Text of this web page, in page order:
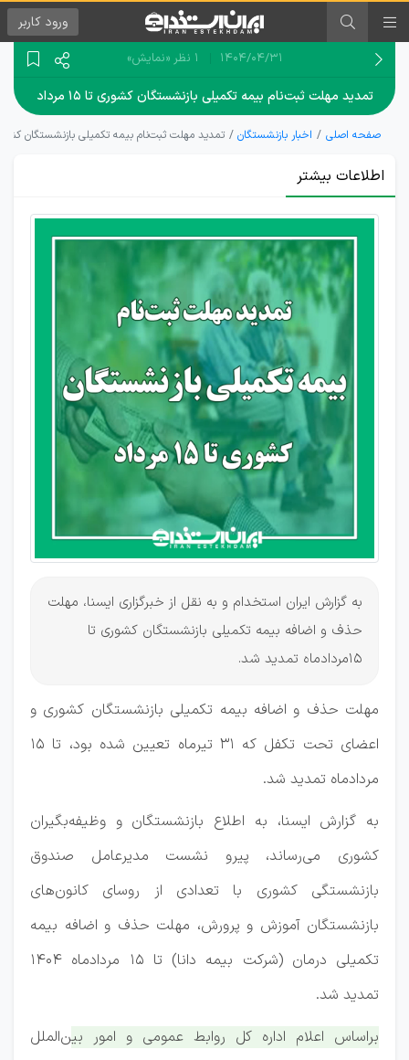
ورود کاربر
۱۴۰۴/۰۴/۳۱ 1 نظر «نمایش»
تمدید مهلت ثبت‌نام بیمه تکمیلی بازنشستگان کشوری تا ۱۵ مرداد
صفحه اصلی اخبار بازنشستگان تمدید مهلت ثبت‌نام بیمه تکمیلی بازنشستگان کشوری تا ۱۵
اطلاعات بیشتر
بازنشستگان
کشوری تا
۱۵ مرداد
برای تغییر
تکمیلی
فرصت دارند
به گزارش ایران استخدام و به نقل از خبرگزاری ایسنا، مهلت
حذف و اضافه بیمه تکمیلی بازنشستگان کشوری تا
۱۵مردادماه تمدید شد.
مهلت حذف و اضافه بیمه تکمیلی بازنشستگان کشوری و
اعضای تحت تکفل که ۳۱ تیرماه تعیین شده بود، تا ۱۵
مردادماه تمدید شد.
به گزارش ایسنا، به اطلاع بازنشستگان و وظیفه‌بگیران
کشوری می‌رساند، پیرو نشست مدیرعامل صندوق
بازنشستگی کشوری با تعدادی از روسای کانون‌های
بازنشستگان آموزش و پرورش، مهلت حذف و اضافه بیمه
تکمیلی درمان (شرکت بیمه دانا) تا ۱۵ مردادماه ۱۴۰۴
تمدید شد.
براساس اعلام اداره کل روابط عمومی و امور بین‌الملل